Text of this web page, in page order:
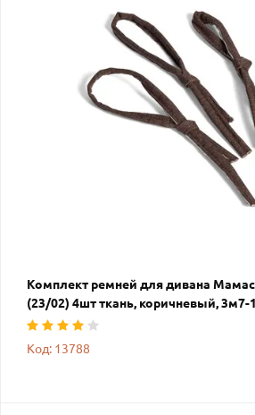
Комплект ремней для дивана
(23/02) 4шт ткань, коричневый, 3м7-
Код: 13788